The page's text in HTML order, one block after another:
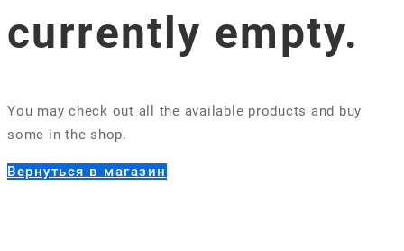
currently empty.
You may check out all the available products and buy
some in the shop.
Вернуться в магазин